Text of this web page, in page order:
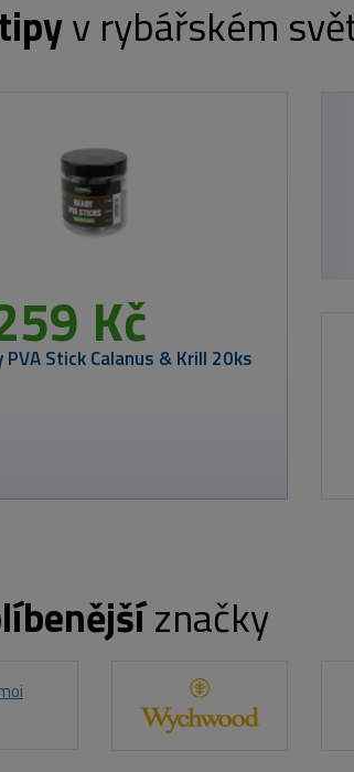
v rybářském
Westin Gumová nástraha
12cm 7g
značky